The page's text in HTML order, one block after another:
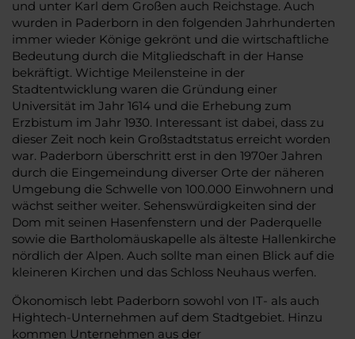
und unter Karl dem Großen auch Reichstage. Auch
wurden in Paderborn in den folgenden Jahrhunderten
immer wieder Könige gekrönt und die wirtschaftliche
Bedeutung durch die Mitgliedschaft in der Hanse
bekräftigt. Wichtige Meilensteine in der
Stadtentwicklung waren die Gründung einer
Universität im Jahr 1614 und die Erhebung zum
Erzbistum im Jahr 1930. Interessant ist dabei, dass zu
dieser Zeit noch kein Großstadtstatus erreicht worden
war. Paderborn überschritt erst in den 1970er Jahren
durch die Eingemeindung diverser Orte der näheren
Umgebung die Schwelle von 100.000 Einwohnern und
wächst seither weiter. Sehenswürdigkeiten sind der
Dom mit seinen Hasenfenstern und der Paderquelle
sowie die Bartholomäuskapelle als älteste Hallenkirche
nördlich der Alpen. Auch sollte man einen Blick auf die
kleineren Kirchen und das Schloss Neuhaus werfen.
Ökonomisch lebt Paderborn sowohl von IT- als auch
Hightech-Unternehmen auf dem Stadtgebiet. Hinzu
kommen Unternehmen aus der